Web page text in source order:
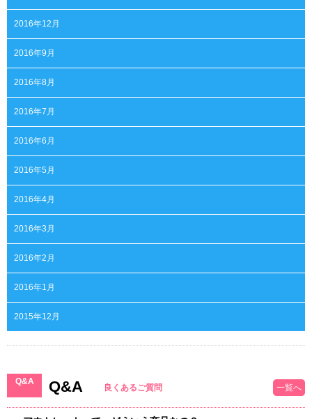
2016年12月
2016年9月
2016年8月
2016年7月
2016年6月
2016年5月
2016年4月
2016年3月
2016年2月
2016年1月
2015年12月
Q&A Q&A 良くあるご質問 一覧へ